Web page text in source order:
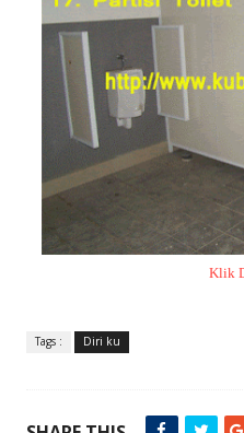
Klik
Tags : Diri ku